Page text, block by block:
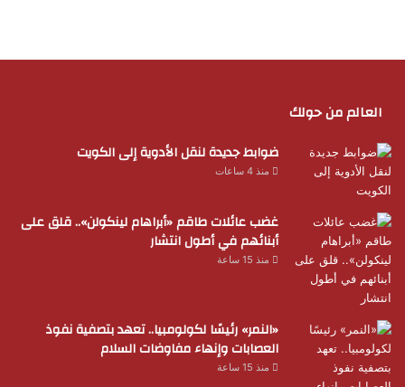
العالم من حولك
ضوابط جديدة لنقل الأدوية إلى الكويت
منذ 4 ساعات
غضب عائلات طاقم «أبراهام لينكولن».. قلق على
أبنائهم في أطول انتشار
منذ 15 ساعة
«النمر» رئيسًا لكولومبيا.. تعهد بتصفية نفوذ
العصابات وإنهاء مفاوضات السلام
منذ 15 ساعة